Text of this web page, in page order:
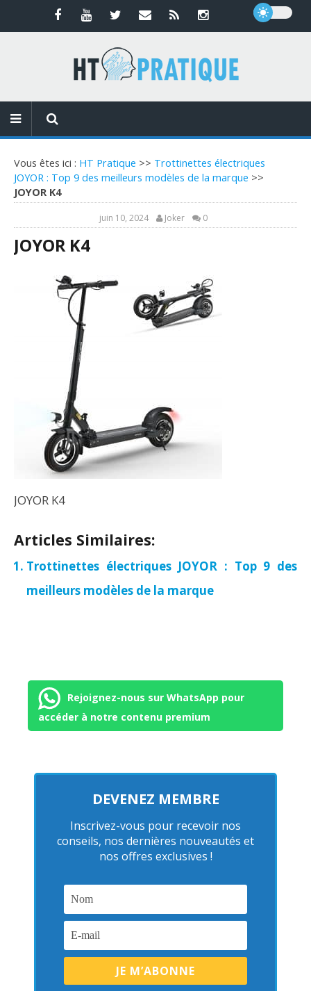
Vous êtes ici : HT Pratique >> Trottinettes électriques
JOYOR : Top 9 des meilleurs modèles de la marque >>
JOYOR K4
juin 10, 2024 Joker 0
JOYOR K4
JOYOR K4
Articles Similaires:
Trottinettes électriques JOYOR : Top 9 des
meilleurs modèles de la marque
Rejoignez-nous sur WhatsApp pour
accéder à notre contenu premium
DEVENEZ MEMBRE
Inscrivez-vous pour recevoir nos
conseils, nos dernières nouveautés et
nos offres exclusives !